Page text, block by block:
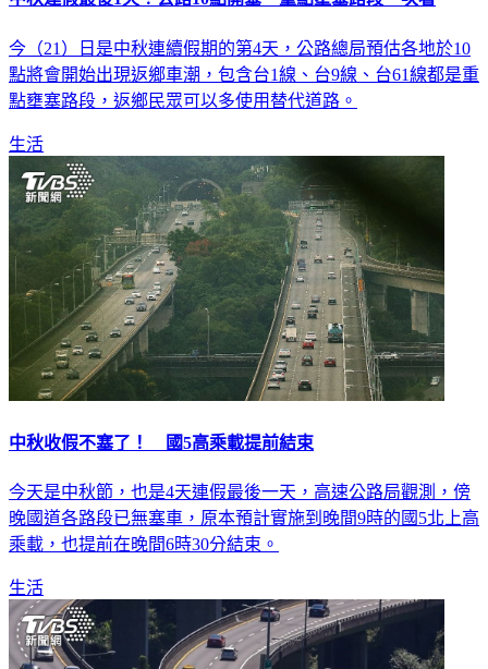
今（21）日是中秋連續假期的第4天，公路總局預估各地於10
點將會開始出現返鄉車潮，包含台1線、台9線、台61線都是重
點壅塞路段，返鄉民眾可以多使用替代道路。
生活
中秋收假不塞了！ 國5高乘載提前結束
今天是中秋節，也是4天連假最後一天，高速公路局觀測，傍
晚國道各路段已無塞車，原本預計實施到晚間9時的國5北上高
乘載，也提前在晚間6時30分結束。
生活